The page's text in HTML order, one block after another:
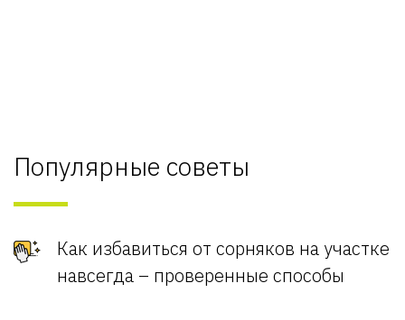
Популярные советы
Как избавиться от сорняков на участке
навсегда – проверенные способы